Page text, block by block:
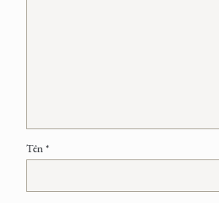
Tên *